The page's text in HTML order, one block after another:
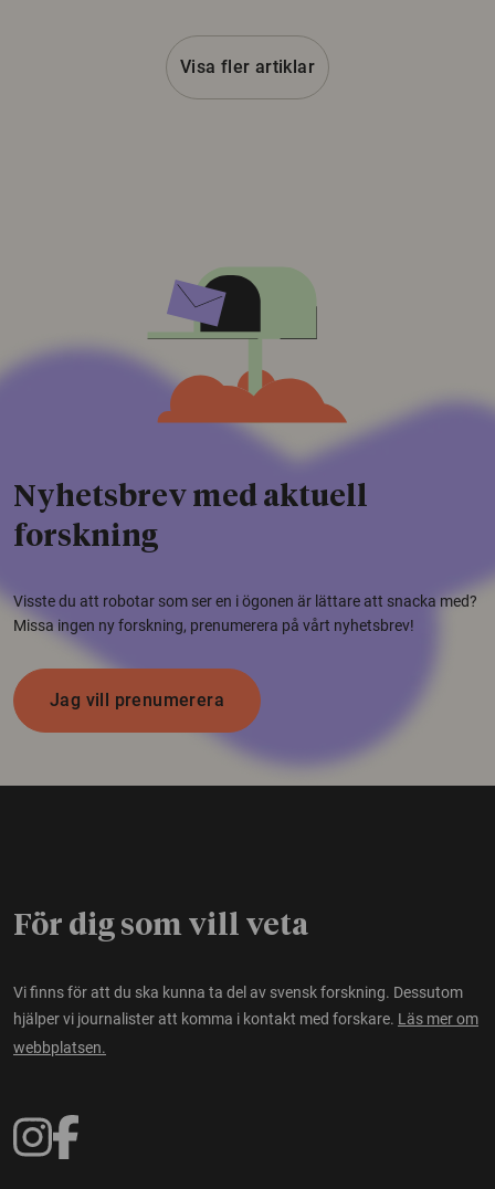
Visa fler artiklar
Nyhetsbrev med aktuell
forskning
Visste du att robotar som ser en i ögonen är lättare att snacka med?
Missa ingen ny forskning, prenumerera på vårt nyhetsbrev!
Jag vill prenumerera
För dig som vill veta
Vi finns för att du ska kunna ta del av svensk forskning. Dessutom
hjälper vi journalister att komma i kontakt med forskare. Läs mer om
webbplatsen.